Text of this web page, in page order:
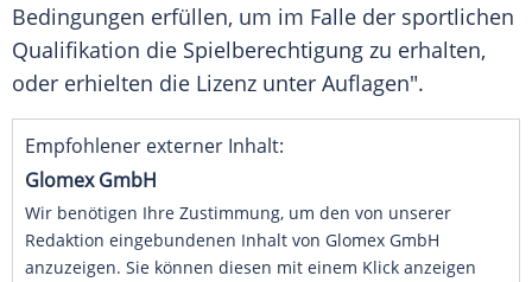
Bedingungen erfüllen, um im Falle der sportlichen
Qualifikation die Spielberechtigung zu erhalten,
oder erhielten die Lizenz unter Auflagen".
Empfohlener externer Inhalt:
Glomex GmbH
Wir benötigen Ihre Zustimmung, um den von unserer
Redaktion eingebundenen Inhalt von Glomex GmbH
anzuzeigen. Sie können diesen mit einem Klick anzeigen